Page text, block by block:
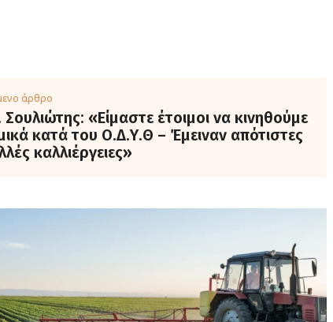
άρθρο
Σουλιώτης: «Είμαστε έτοιμοι να κινηθούμε
κατά του Ο.Δ.Υ.Θ – Έμειναν απότιστες
καλλιέργειες»